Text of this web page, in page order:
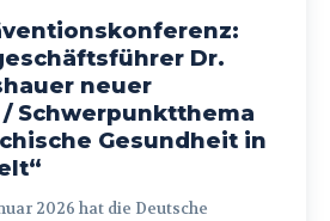
Dr.
neuer
Schwerpunktthema
Gesundheit in